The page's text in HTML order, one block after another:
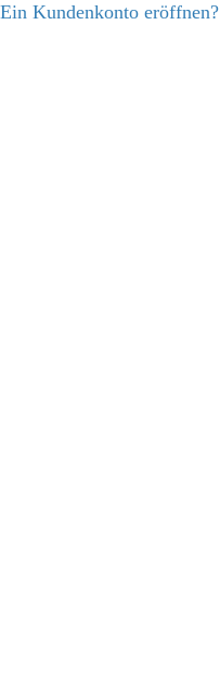
Ein Kundenkonto eröffnen?